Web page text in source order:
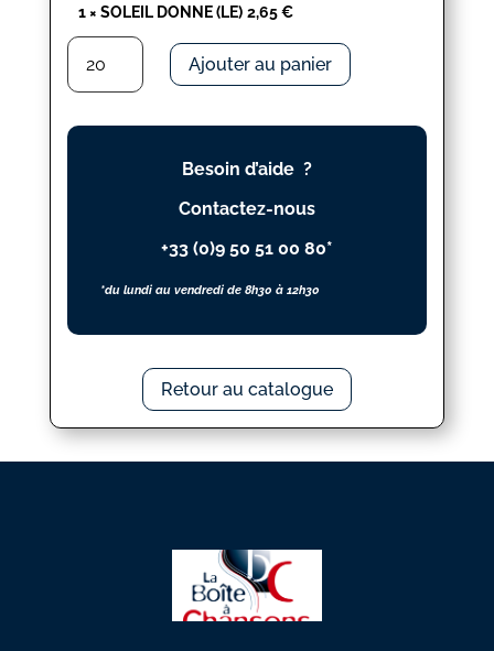
1× SOLEIL DONNE (LE) 2,65€
quantité
SOLEIL
DONNE
Ajouter au panier
Besoin d’aide ?
Contactez-nous
+33 (0)9 50 51 00 80*
*du lundi au vendredi de 8h30 à 12h30
Retour au catalogue